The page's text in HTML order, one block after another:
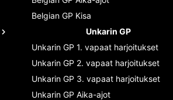
Belgian GP Kisa
Unkarin GP
Unkarin GP 1. vapaat harjoitukset
Unkarin GP 2. vapaat harjoitukset
Unkarin GP 3. vapaat harjoitukset
Unkarin GP Aika-ajot